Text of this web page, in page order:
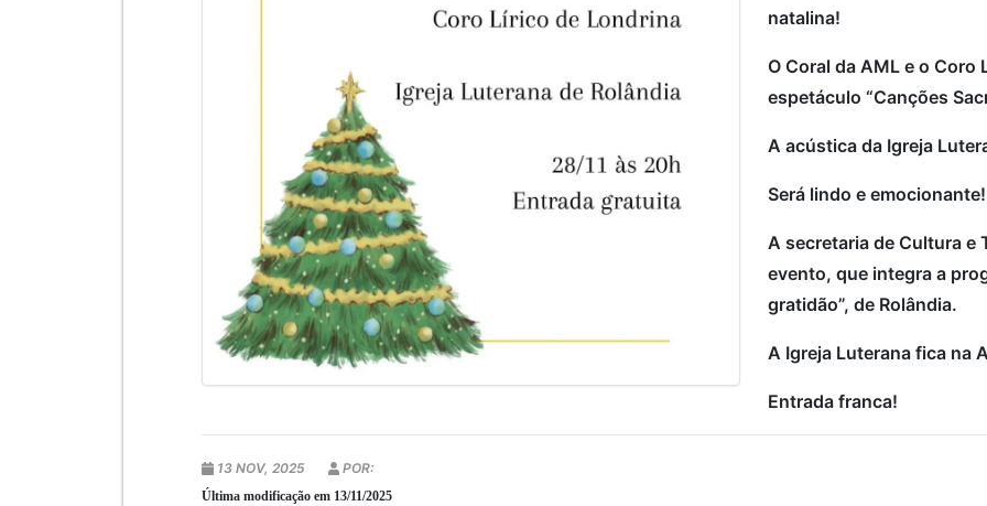
natalina!
O Coral da AML e o Coro
espetáculo “Canções
A acústica da Igreja
Será lindo e emocionante!
A secretaria de Cultura e
evento, que integra a
gratidão”, de Rolândia.
A Igreja Luterana fica na
Entrada franca!
13 NOV, 2025 POR:
Última modificação em 13/11/2025